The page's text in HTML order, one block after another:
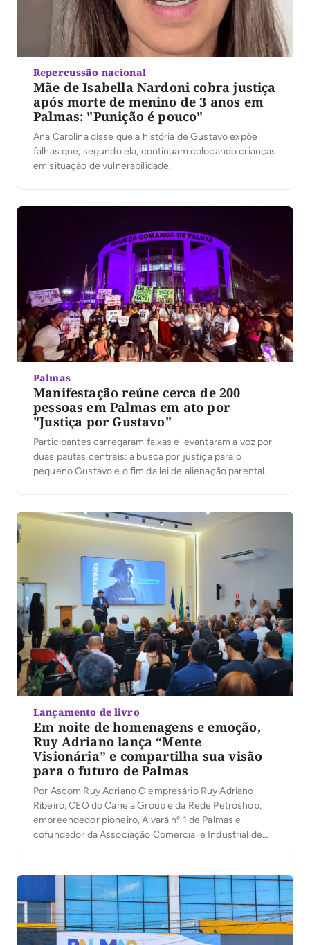
Repercussão nacional
Mãe de Isabella Nardoni cobra justiça
após morte de menino de 3 anos em
Palmas: "Punição é pouco"
Ana Carolina disse que a história de Gustavo expõe
falhas que, segundo ela, continuam colocando crianças
em situação de vulnerabilidade.
Palmas
Manifestação reúne cerca de 200
pessoas em Palmas em ato por
"Justiça por Gustavo"
Participantes carregaram faixas e levantaram a voz por
duas pautas centrais: a busca por justiça para o
pequeno Gustavo e o fim da lei de alienação parental.
Lançamento de livro
Em noite de homenagens e emoção,
Ruy Adriano lança “Mente
Visionária” e compartilha sua visão
para o futuro de Palmas
Por Ascom Ruy Adriano O empresário Ruy Adriano
Ribeiro, CEO do Canela Group e da Rede Petroshop,
empreendedor pioneiro, Alvará nº 1 de Palmas e
cofundador da Associação Comercial e Industrial de
solenidade de inauguração do novo auditório da
entidade. […]